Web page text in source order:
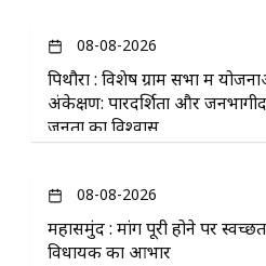
08-08-2026
पिथौरा : विशेष ग्राम सभा में
अंकेक्षण: पारदर्शिता और
जनता का विश्वास
08-08-2026
महासमुंद : मांग पूरी होने पर
विधायक का आभार